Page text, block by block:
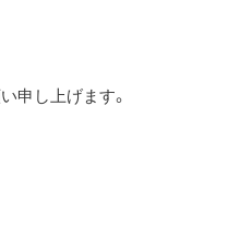
申し上げます。